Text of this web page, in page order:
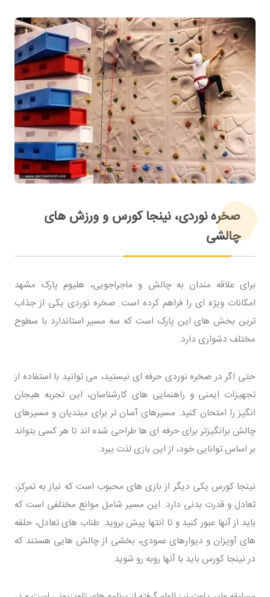
صخره نوردی، نینجا کورس و ورزش های
چالشی
برای علاقه مندان به چالش و ماجراجویی، هلیوم پارک مشهد
امکانات ویژه ای را فراهم کرده است. صخره نوردی یکی از جذاب
ترین بخش های این پارک است که سه مسیر استاندارد با سطوح
مختلف دشواری دارد.
حتی اگر در صخره نوردی حرفه ای نیستید، می توانید با استفاده از
تجهیزات ایمنی و راهنمایی های کارشناسان، این تجربه هیجان
انگیز را امتحان کنید. مسیرهای آسان تر برای مبتدیان و مسیرهای
چالش برانگیزتر برای حرفه ای ها طراحی شده اند تا هر کسی بتواند
بر اساس توانایی خود، از این بازی لذت ببرد.
نینجا کورس یکی دیگر از بازی های محبوب است که نیاز به تمرکز،
تعادل و قدرت بدنی دارد. این مسیر شامل موانع مختلفی است که
باید از آنها عبور کنید و تا انتها پیش بروید. طناب های تعادل، حلقه
های آویزان و دیوارهای عمودی، بخشی از چالش هایی هستند که
در نینجا کورس باید با آنها روبه رو شوید.